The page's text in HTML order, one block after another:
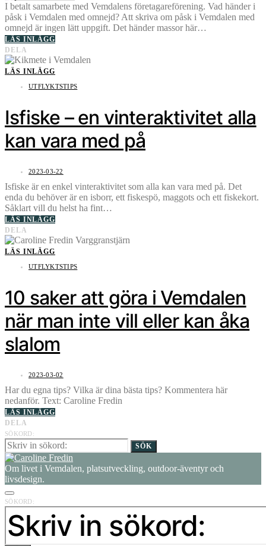
I betalt samarbete med Vemdalens företagareförening. Vad händer i
påsk i Vemdalen med omnejd? Att skriva om påsk i Vemdalen med
omnejd är ingen lätt uppgift. Det händer massor här…
LÄS INLÄGG
DELA
LÄS INLÄGG
UTFLYKTSTIPS
Isfiske – en vinteraktivitet alla
kan vara med på
2023-03-22
Isfiske är en enkel vinteraktivitet som alla kan vara med på. Det
enda du behöver är en isborr, ett fiskespö, maggots och ett fiskekort.
Såklart vill du helst ha fint…
LÄS INLÄGG
DELA
LÄS INLÄGG
UTFLYKTSTIPS
10 saker att göra i Vemdalen
när man inte vill eller kan åka
slalom
2023-03-02
Har du egna tips? Vilka är dina bästa tips? Kommentera här
nedanför. Text: Caroline Fredin
LÄS INLÄGG
DELA
SÖKORD:
SÖK
Om livet i Vemdalen, platsutveckling, outdoor-äventyr och
livsdesign.
SÖKORD: